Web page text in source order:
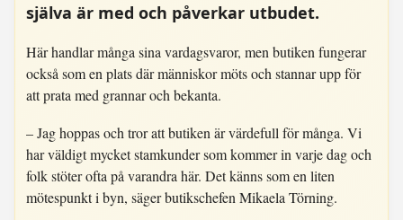
själva är med och påverkar utbudet.
Här handlar många sina vardagsvaror, men butiken fungerar
också som en plats där människor möts och stannar upp för
att prata med grannar och bekanta.
– Jag hoppas och tror att butiken är värdefull för många. Vi
har väldigt mycket stamkunder som kommer in varje dag och
folk stöter ofta på varandra här. Det känns som en liten
mötespunkt i byn, säger butikschefen Mikaela Törning.